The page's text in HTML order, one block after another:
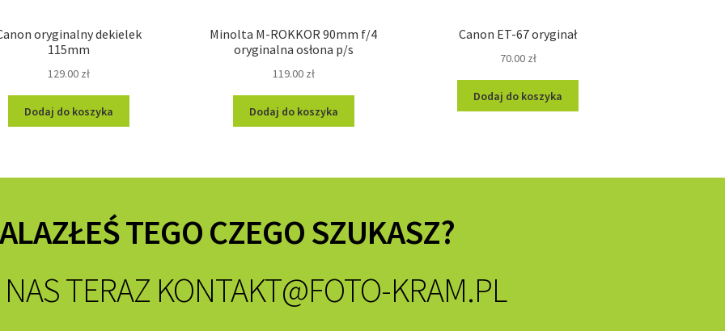
oryginalny dekielek
115mm
129.00 zł
Dodaj do koszyka
Minolta M-ROKKOR 90mm f/4
oryginalna osłona p/s
119.00 zł
Dodaj do koszyka
Canon ET-67 oryginał
70.00 zł
Dodaj do koszyka
TEGO CZEGO SZUKASZ?
TERAZ KONTAKT@FOTO-KRAM.PL